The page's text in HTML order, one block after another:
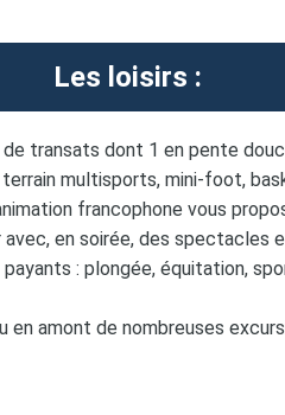
Les loisirs :
transats dont 1 en pente
multisports, mini-foot,
francophone vous
en soirée, des spectacles
: plongée, équitation,
en amont de nombreuses